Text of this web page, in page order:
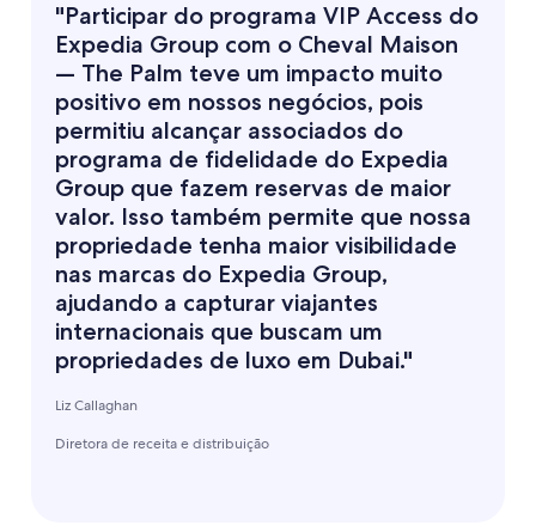
"Participar do programa VIP Access do
Expedia Group com o Cheval Maison
— The Palm teve um impacto muito
positivo em nossos negócios, pois
permitiu alcançar associados do
programa de fidelidade do Expedia
Group que fazem reservas de maior
valor. Isso também permite que nossa
propriedade tenha maior visibilidade
nas marcas do Expedia Group,
ajudando a capturar viajantes
internacionais que buscam um
propriedades de luxo em Dubai."
Liz Callaghan
Diretora de receita e distribuição